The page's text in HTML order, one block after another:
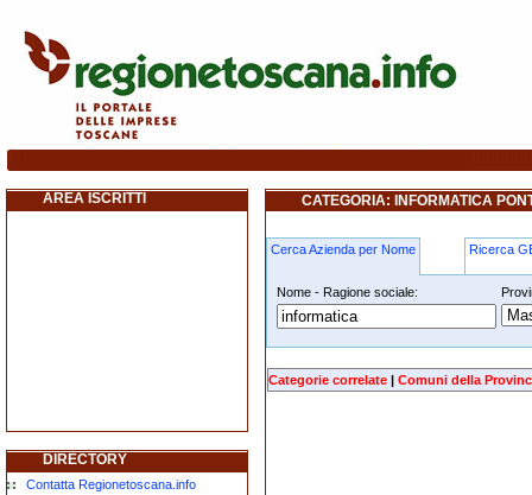
informatica pontassieve
AREA ISCRITTI
DIRECTORY
Contatta Regionetoscana.info
CATEGORIA: INFORMATICA
Cerca Azienda per Nome Ricerca
Nome - Ragione sociale:
informatica pontassieve
Categorie correlate | Comuni della